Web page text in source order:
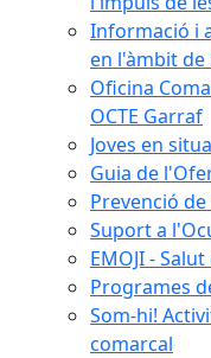
Informació i
en l'àmbit de
Oficina
OCTE Garraf
Joves en
Guia de
Prevenció
Suport a
EMOJI -
Programes
Som-hi!
comarcal